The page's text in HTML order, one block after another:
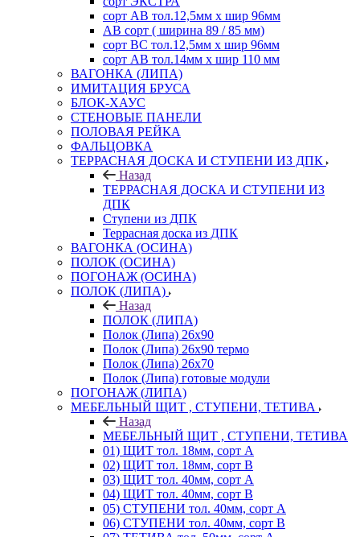
сорт АВ тол.12,5мм х шир 96мм
АВ сорт ( ширина 89 / 85 мм)
сорт ВС тол.12,5мм х шир 96мм
сорт АВ тол.14мм х шир 110 мм
ВАГОНКА (ЛИПА)
ИМИТАЦИЯ БРУСА
БЛОК-ХАУС
СТЕНОВЫЕ ПАНЕЛИ
ПОЛОВАЯ РЕЙКА
ФАЛЬЦОВКА
ТЕРРАСНАЯ ДОСКА И СТУПЕНИ ИЗ ДПК
Назад
ТЕРРАСНАЯ ДОСКА И СТУПЕНИ ИЗ
ДПК
Ступени из ДПК
Террасная доска из ДПК
ВАГОНКА (ОСИНА)
ПОЛОК (ОСИНА)
ПОГОНАЖ (ОСИНА)
ПОЛОК (ЛИПА)
Назад
ПОЛОК (ЛИПА)
Полок (Липа) 26х90
Полок (Липа) 26х90 термо
Полок (Липа) 26х70
Полок (Липа) готовые модули
ПОГОНАЖ (ЛИПА)
МЕБЕЛЬНЫЙ ЩИТ , СТУПЕНИ, ТЕТИВА
Назад
МЕБЕЛЬНЫЙ ЩИТ , СТУПЕНИ, ТЕТИВА
01) ЩИТ тол. 18мм, сорт А
02) ЩИТ тол. 18мм, сорт В
03) ЩИТ тол. 40мм, сорт А
04) ЩИТ тол. 40мм, сорт В
05) СТУПЕНИ тол. 40мм, сорт А
06) СТУПЕНИ тол. 40мм, сорт В